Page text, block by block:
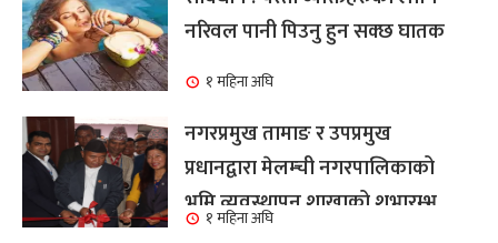
नरिवल पानी पिउनु हुन सक्छ घातक
१ महिना अघि
नगरप्रमुख तामाङ र उपप्रमुख
प्रधानद्वारा मेलम्ची नगरपालिकाको
भूमि व्यवस्थापन शाखाको शुभारम्भ
१ महिना अघि